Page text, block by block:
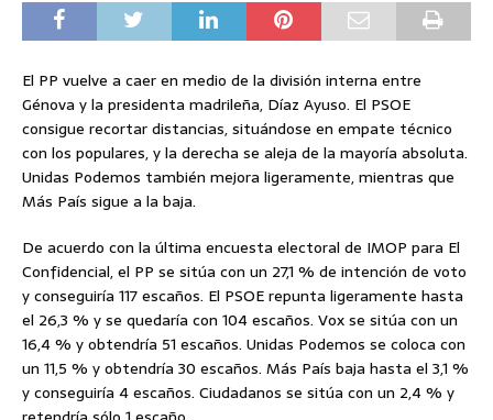
El PP vuelve a caer en medio de la división interna entre
Génova y la presidenta madrileña, Díaz Ayuso. El PSOE
consigue recortar distancias, situándose en empate técnico
con los populares, y la derecha se aleja de la mayoría absoluta.
Unidas Podemos también mejora ligeramente, mientras que
Más País sigue a la baja.
De acuerdo con la última encuesta electoral de IMOP para El
Confidencial, el PP se sitúa con un 27,1 % de intención de voto
y conseguiría 117 escaños. El PSOE repunta ligeramente hasta
el 26,3 % y se quedaría con 104 escaños. Vox se sitúa con un
16,4 % y obtendría 51 escaños. Unidas Podemos se coloca con
un 11,5 % y obtendría 30 escaños. Más País baja hasta el 3,1 %
y conseguiría 4 escaños. Ciudadanos se sitúa con un 2,4 % y